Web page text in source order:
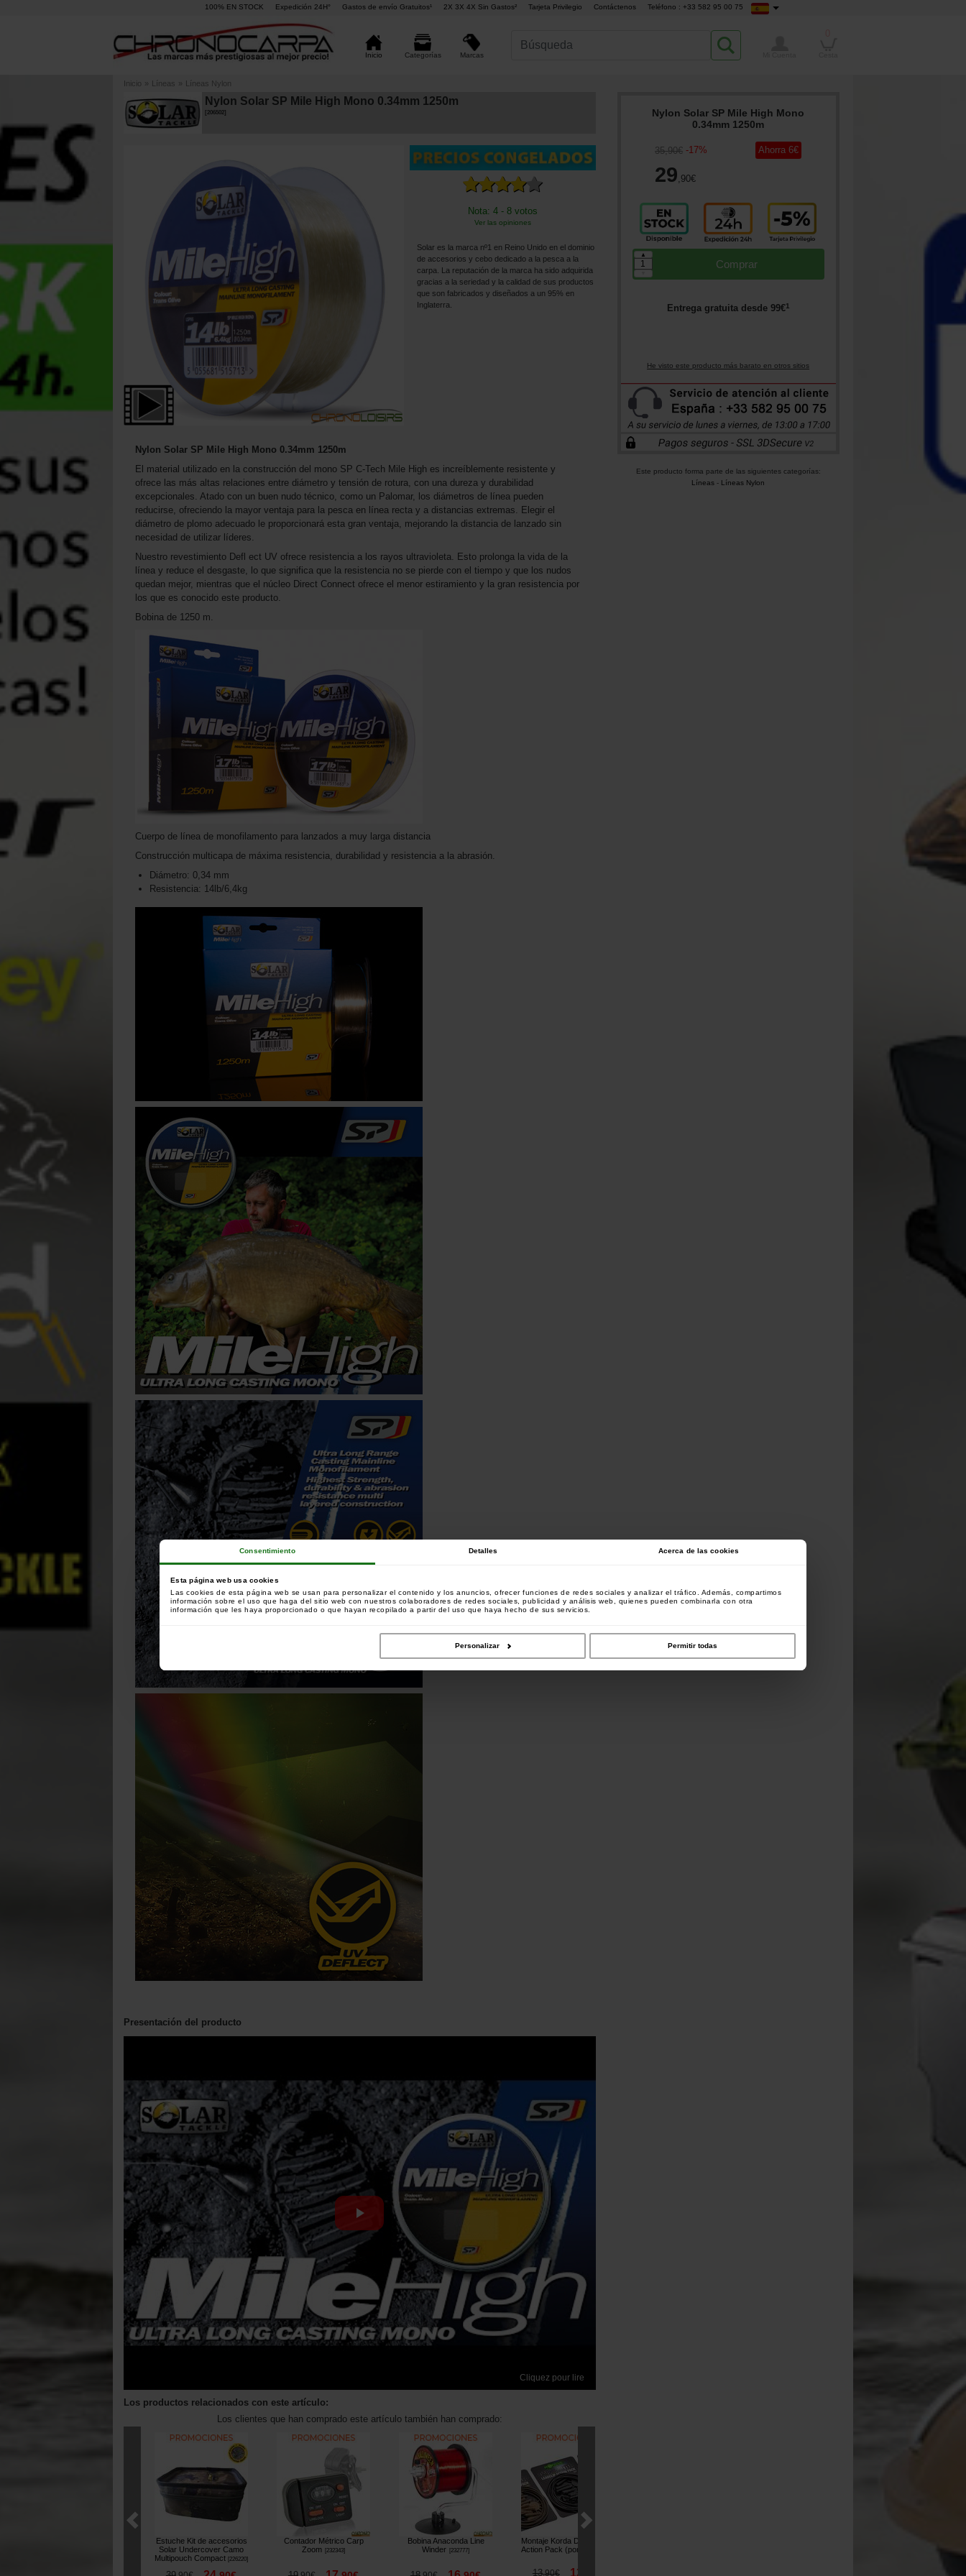
Consentimiento Detalles Acerca de las cookies
Esta página web usa cookies
Las cookies de esta página web se usan para personalizar el contenido y los anuncios, ofrecer funciones de redes sociales y analizar el tráfico. Además, compartimos
información sobre el uso que haga del sitio web con nuestros colaboradores de redes sociales, publicidad y análisis web, quienes pueden combinarla con otra
información que les haya proporcionado o que hayan recopilado a partir del uso que haya hecho de sus servicios.
Personalizar Permitir todas
100% EN STOCK Expedición 24H° Gastos de envío Gratuitos¹ 2X 3X 4X Sin Gastos² Tarjeta Privilegio Contáctenos Teléfono : +33 582 95 00 75
Inicio Categorías Marcas
Inicio » Líneas » Líneas Nylon
Nylon Solar SP Mile High Mono 0.34mm 1250m
206502]
Nota: 4 - 8 votos
Ver las opiniones
Solar es la marca nº1 en Reino Unido en el dominio
de accesorios y cebo dedicado a la pesca a la
carpa. La reputación de la marca ha sido adquirida
gracias a la seriedad y la calidad de sus productos
que son fabricados y diseñados a un 95% en
Inglaterra.
Nylon Solar SP Mile High Mono
0.34mm 1250m
35,90€ -17%
29,90€
Ahorra 6€
Comprar
▲
Entrega gratuita desde 99€1
He visto este producto más barato en otros sitios
Este producto forma parte de las siguientes categorías:
Líneas - Líneas Nylon
Nylon Solar SP Mile High Mono 0.34mm 1250m
El material utilizado en la construcción del mono SP C-Tech Mile High es increíblemente resistente y
ofrece las más altas relaciones entre diámetro y tensión de rotura, con una dureza y durabilidad
excepcionales. Atado con un buen nudo técnico, como un Palomar, los diámetros de línea pueden
reducirse, ofreciendo la mayor ventaja para la pesca en línea recta y a distancias extremas. Elegir el
diámetro de plomo adecuado le proporcionará esta gran ventaja, mejorando la distancia de lanzado sin
necesidad de utilizar líderes.
Nuestro revestimiento Defl ect UV ofrece resistencia a los rayos ultravioleta. Esto prolonga la vida de la
línea y reduce el desgaste, lo que significa que la resistencia no se pierde con el tiempo y que los nudos
quedan mejor, mientras que el núcleo Direct Connect ofrece el menor estiramiento y la gran resistencia por
los que es conocido este producto.
Bobina de 1250 m.
Cuerpo de línea de monofilamento para lanzados a muy larga distancia
Construcción multicapa de máxima resistencia, durabilidad y resistencia a la abrasión.
Diámetro: 0,34 mm
Resistencia: 14lb/6,4kg
Presentación del producto
Cliquez pour lire
Los productos relacionados con este artículo:
Los clientes que han comprado este artículo también han comprado:
Estuche Kit de accesorios
Solar Undercover Camo
Multipouch Compact [226220]
Contador Métrico Carp
Zoom
232343]
Bobina Anaconda Line
Winder
232777]
Montaje Korda Dark Matter
Action Pack (por 5)
13,90€ 12